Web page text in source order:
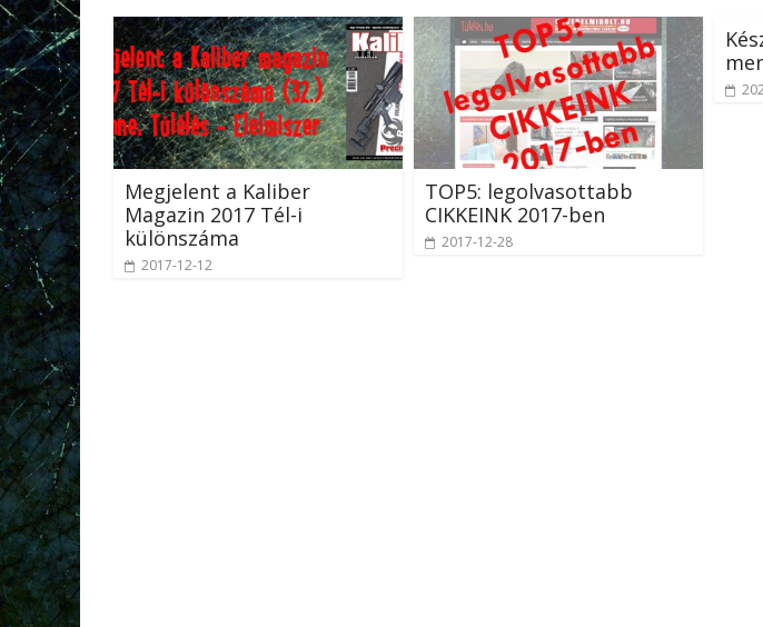
Megjelent a Kaliber
Magazin 2017 Tél-i
különszáma
2017-12-12
TOP5: legolvasottabb
CIKKEINK 2017-ben
2017-12-28